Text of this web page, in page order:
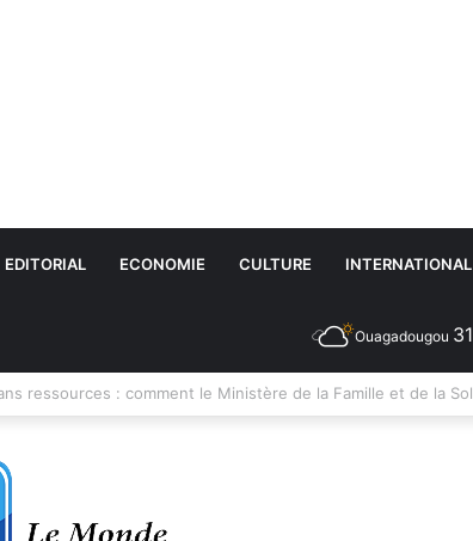
EDITORIAL ECONOMIE CULTURE INTERNATIONAL
Ouagadougou 31